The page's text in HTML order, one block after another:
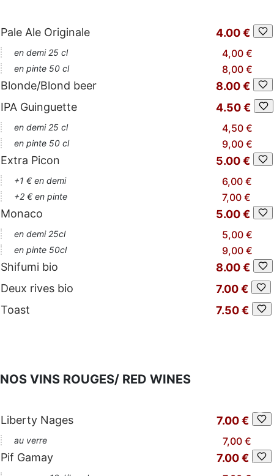
Pale Ale Originale 4.00 €
en demi 25 cl 4,00 €
en pinte 50 cl 8,00 €
Blonde/Blond beer
8.00 €
IPA Guinguette
4.50 €
en demi 25 cl 4,50 €
en pinte 50 cl 9,00 €
Extra Picon 5.00 €
+1 € en demi 6,00 €
+2 € en pinte 7,00 €
Monaco 5.00 €
en demi 25cl 5,00 €
en pinte 50cl 9,00 €
Shifumi bio
8.00 €
Deux rives bio
7.00 €
Toast
7.50 €
NOS VINS ROUGES/ RED WINES
Liberty Nages 7.00 €
au verre 7,00 €
Pif Gamay 7.00 €